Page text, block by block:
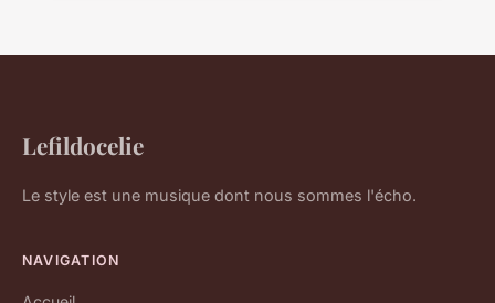
Lefildocelie
Le style est une musique dont nous sommes l'écho.
NAVIGATION